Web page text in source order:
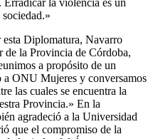
esta Diplomatura, Navarro
de la Provincia de Córdoba,
a propósito de un
ONU Mujeres y conversamos
las cuales se encuentra la
Provincia.» En la
agradeció a la Universidad
que el compromiso de la